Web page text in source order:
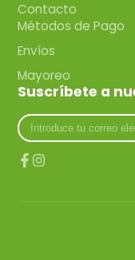
Contacto
Métodos de Pago
Envíos
Mayoreo
Suscríbete a
Introduce
tu
correo
electrónico